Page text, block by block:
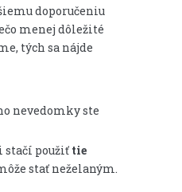
doporučeniu
menej dôležité
tých sa nájde
nevedomky ste
stačí použiť tie
stať neželaným.